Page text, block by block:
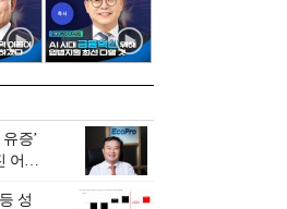
증’
어쩌
성